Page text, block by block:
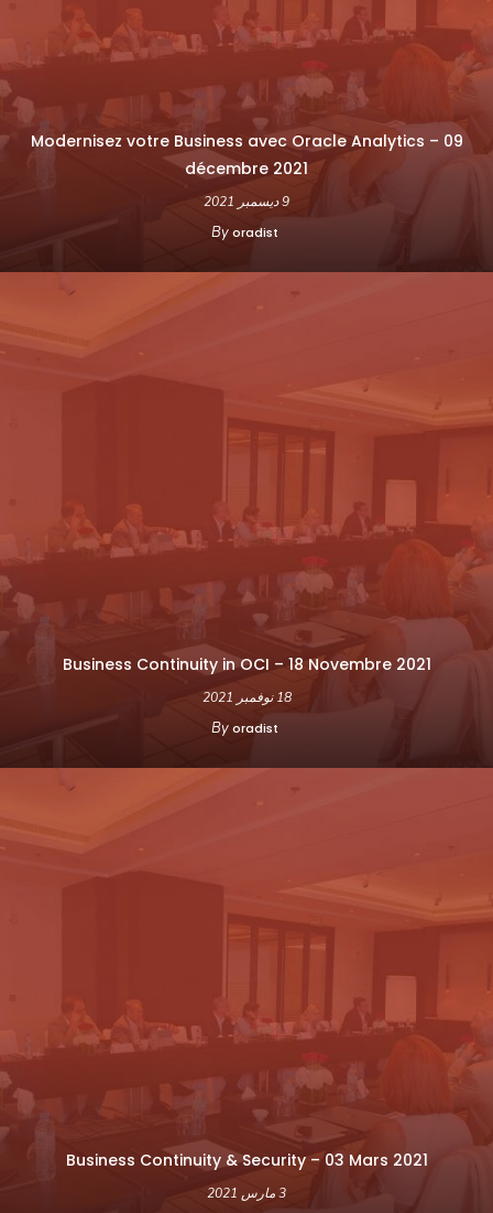
Modernisez votre Business avec Oracle Analytics – 09
décembre 2021
9 ديسمبر 2021
By oradist
Business Continuity in OCI – 18 Novembre 2021
18 نوفمبر 2021
By oradist
Business Continuity & Security – 03 Mars 2021
3 مارس 2021